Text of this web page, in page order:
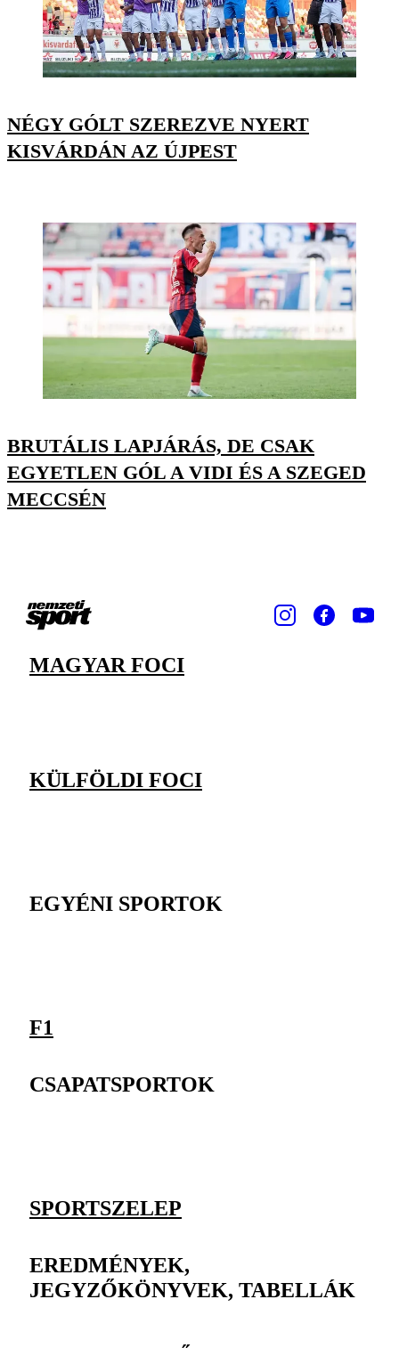
NÉGY GÓLT SZEREZVE NYERT
KISVÁRDÁN AZ ÚJPEST
BRUTÁLIS LAPJÁRÁS, DE CSAK
EGYETLEN GÓL A VIDI ÉS A SZEGED
MECCSÉN
MAGYAR FOCI
KÜLFÖLDI FOCI
EGYÉNI SPORTOK
F1
CSAPATSPORTOK
SPORTSZELEP
EREDMÉNYEK,
JEGYZŐKÖNYVEK, TABELLÁK